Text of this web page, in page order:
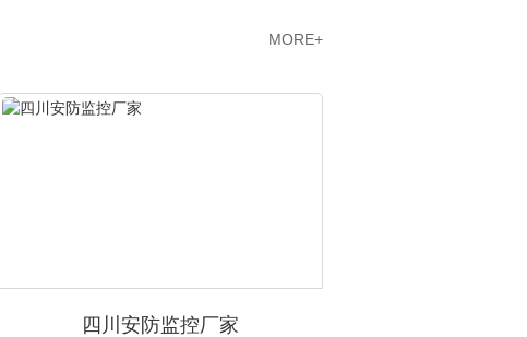
MORE+
四川安防监控厂家